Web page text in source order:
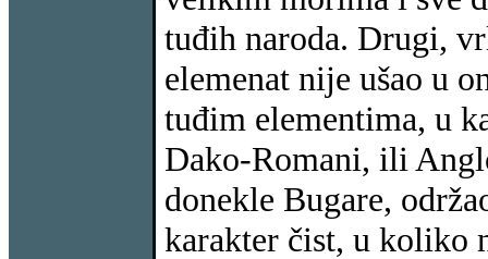
tuđih naroda. Drugi,
elemenat nije ušao u
tuđim elementima, u
Dako-Romani, ili
donekle Bugare,
karakter čist, u koliko